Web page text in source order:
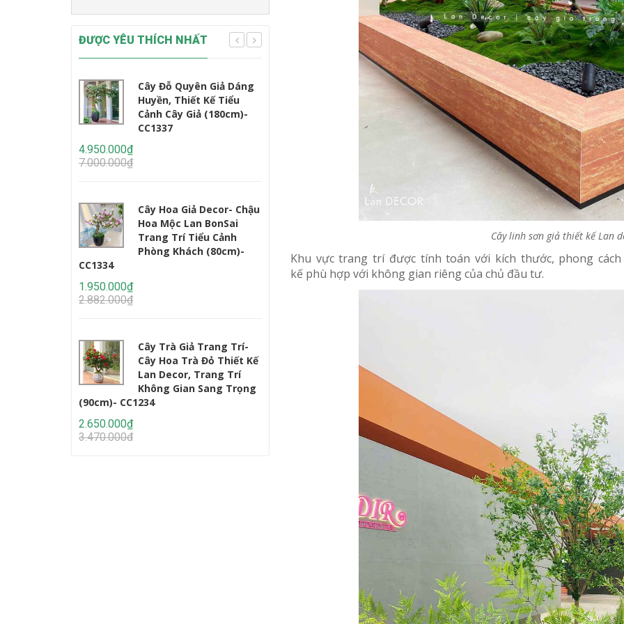
Cây linh sơn giả thiết kế Lan
Khu vực trang trí được tính toán với kích thước, phong
kế phù hợp với không gian riêng của chủ đầu tư.
ĐƯỢC YÊU THÍCH NHẤT
Cây Đỗ Quyên Giả Dáng
Huyền, Thiết Kế Tiểu
Cảnh Cây Giả (180cm)-
CC1337
4.950.000₫
7.000.000₫
Cây Hoa Giả Decor- Chậu
Hoa Mộc Lan BonSai
Trang Trí Tiểu Cảnh
Phòng Khách (80cm)-
CC1334
1.950.000₫
2.882.000₫
Cây Trà Giả Trang Trí-
Cây Hoa Trà Đỏ Thiết Kế
Lan Decor, Trang Trí
Không Gian Sang Trọng
(90cm)- CC1234
2.650.000₫
3.470.000₫
Cây Hoa Decor- Cây Hoa
Trà Giả Thiết Kế Căn Hộ,
Trang Trí Tinh Tế, Màu
Sắc Ấm Cúng (80cm)-
Cây Hoa Giả- Cây Hoa
Cửa Sang Trọng
(160cm)- CC1215
Thân Gỗ Tự Nhiên, Thiết
Kế Tiểu Cảnh Không Gian
Cây Hoa Thiết Kế- Cây
Đỗ Quyên Giả Thiết Kế
Tiểu Cảnh Căn Hộ Đẹp
Tự Nhiên (2m)- CC1174
2.950.000₫
4.647.000₫
Cây Giả Decor- Cây Hoa
Rum Giả Trang Trí Cửa
Hiệu Nổi Bật (140cm)-
CC1148
1.650.000₫